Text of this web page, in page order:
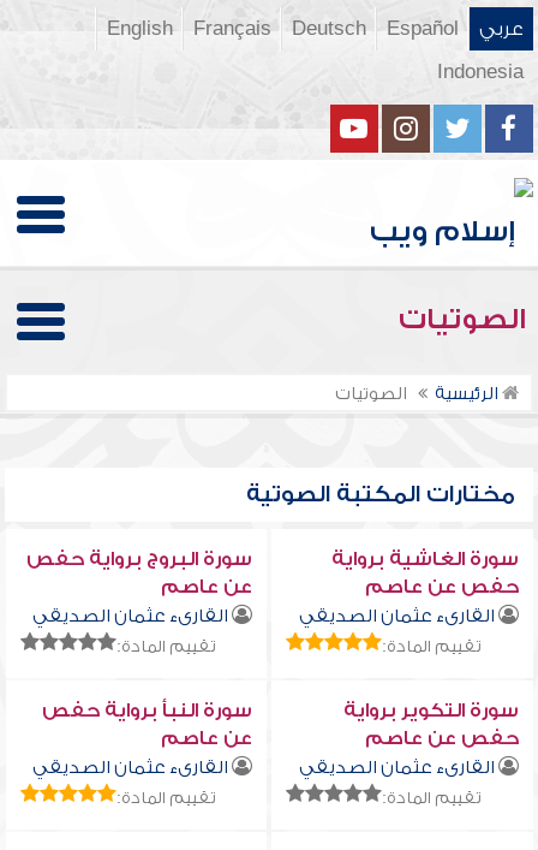
عربي Español
Deutsch
Français
English
Indonesia
الصوتيات
الرئيسية الصوتيات
مختارات المكتبة الصوتية
سورة الغاشية برواية
حفص عن عاصم
القارىء عثمان الصديقي
تقييم المادة:
سورة البروج برواية حفص
عن عاصم
القارىء عثمان الصديقي
تقييم المادة:
سورة التكوير برواية
حفص عن عاصم
القارىء عثمان الصديقي
تقييم المادة:
سورة النبأ برواية حفص
عن عاصم
القارىء عثمان الصديقي
تقييم المادة: